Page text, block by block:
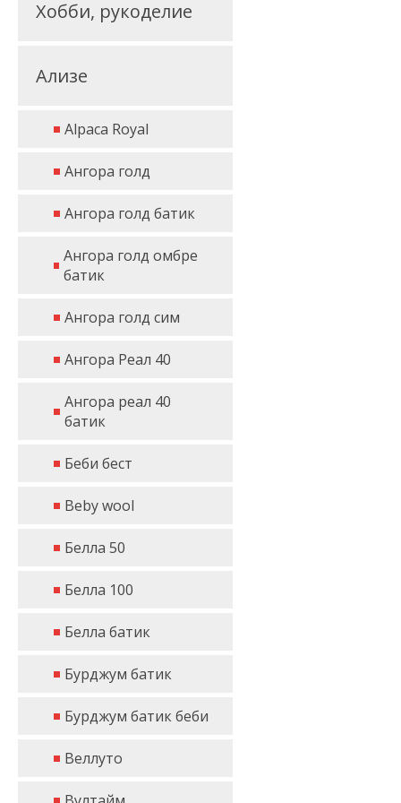
Хобби, рукоделие
Ализе
Alpaca Royal
Ангора голд
Ангора голд батик
Ангора голд омбре
батик
Ангора голд сим
Ангора Реал 40
Ангора реал 40
батик
Беби бест
Beby wool
Белла 50
Белла 100
Белла батик
Бурджум батик
Бурджум батик беби
Веллуто